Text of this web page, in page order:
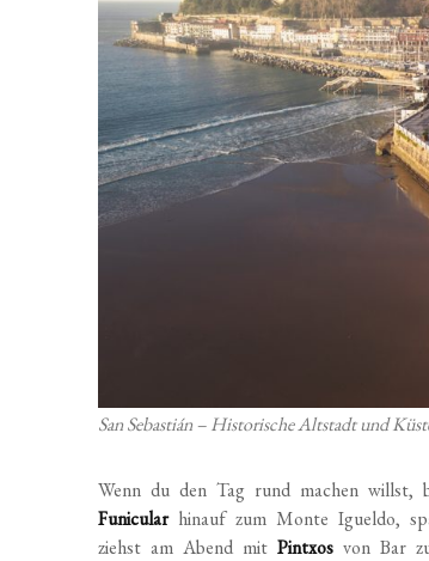
San Sebastián – Historische Altstadt und
Wenn du den Tag rund machen willst,
Funicularhinauf zum Monte Igueldo,
ziehst am Abend mitPintxos von Bar